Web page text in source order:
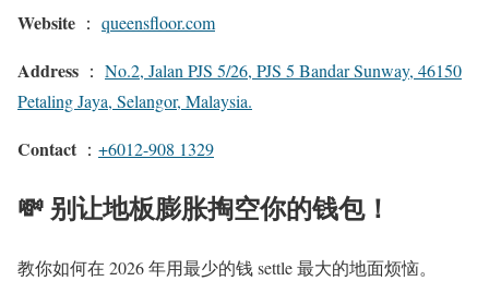
Website ： queensfloor.com
Address ： No.2, Jalan PJS 5/26, PJS 5 Bandar Sunway, 46150
Petaling Jaya, Selangor, Malaysia.
Contact ： +6012-908 1329
💸 别让地板膨胀掏空你的钱包！
教你如何在 2026 年用最少的钱 settle 最大的地面烦恼。